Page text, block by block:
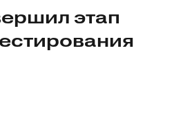
этап